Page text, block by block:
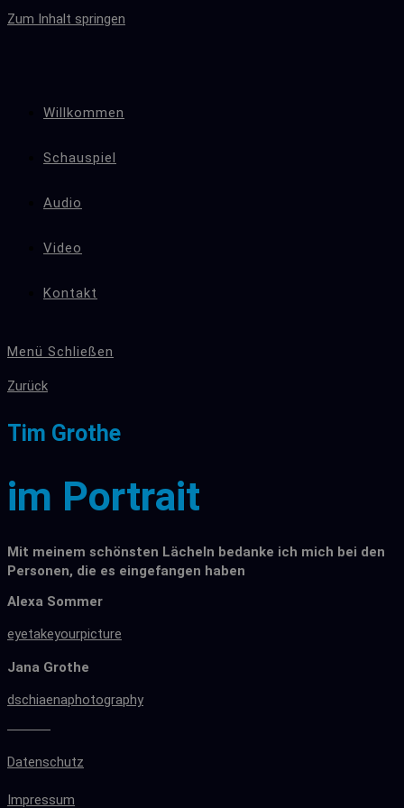
Zum Inhalt springen
Willkommen
Schauspiel
Audio
Video
Kontakt
Menü Schließen
Zurück
Tim Grothe
im Portrait
Mit meinem schönsten Lächeln bedanke ich mich bei den
Personen, die es eingefangen haben
Alexa Sommer
eyetakeyourpicture
Jana Grothe
dschiaenaphotography
Datenschutz
Impressum